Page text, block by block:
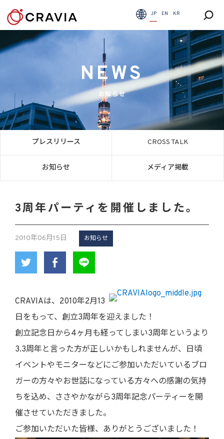
JP EN KR
NEWS
お知らせ
プレスリリース CROSS TALK
お知らせ メディア掲載
3周年パーティを開催しました。
2010年06月15日 お知らせ
CRAVIAは、2010年2月13
日をもって、創立3周年を迎えました！
創立記念日から4ヶ月も経ってしまい3周年というより
3.3周年と言った方が正しいかもしれませんが、日頃
イベントやモニターなどにご参加いただいているブロ
ガーの方々やお世話になっている方々への感謝の気持
ちを込め、ささやかながら3周年記念パーティーを開
催させていただきました。
ご参加いただいた皆様、ありがとうございました！